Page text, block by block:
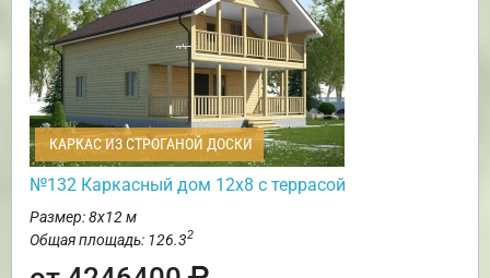
КАРКАС ИЗ СТРОГАНОЙ ДОСКИ
№132 Каркасный дом 12х8 с террасой
Размер: 8х12 м
Общая площадь: 126.32